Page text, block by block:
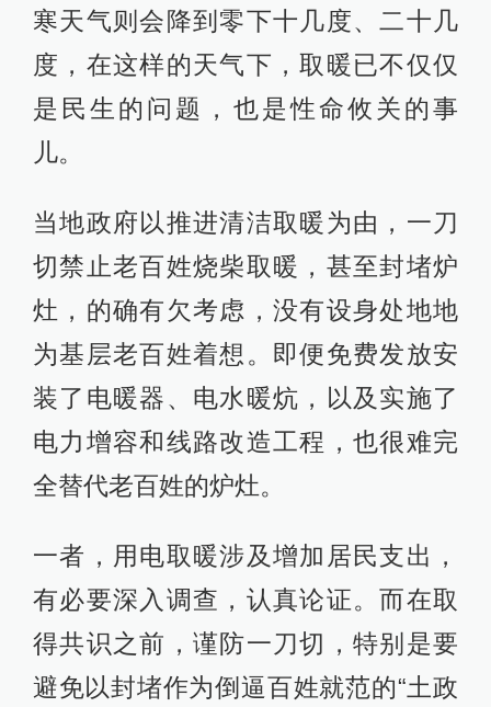
寒天气则会降到零下十几度、二十几
度，在这样的天气下，取暖已不仅仅
是民生的问题，也是性命攸关的事
儿。
当地政府以推进清洁取暖为由，一刀
切禁止老百姓烧柴取暖，甚至封堵炉
灶，的确有欠考虑，没有设身处地地
为基层老百姓着想。即便免费发放安
装了电暖器、电水暖炕，以及实施了
电力增容和线路改造工程，也很难完
全替代老百姓的炉灶。
一者，用电取暖涉及增加居民支出，
有必要深入调查，认真论证。而在取
得共识之前，谨防一刀切，特别是要
避免以封堵作为倒逼百姓就范的“土政